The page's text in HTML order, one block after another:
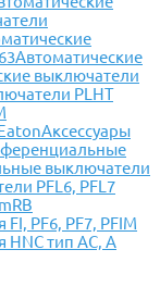
Автоматические
выключатели
PLHT
Аксессуары
выключатели
PFL6, PFL7
PF6, PF7, PFIM
HNC тип АС, А